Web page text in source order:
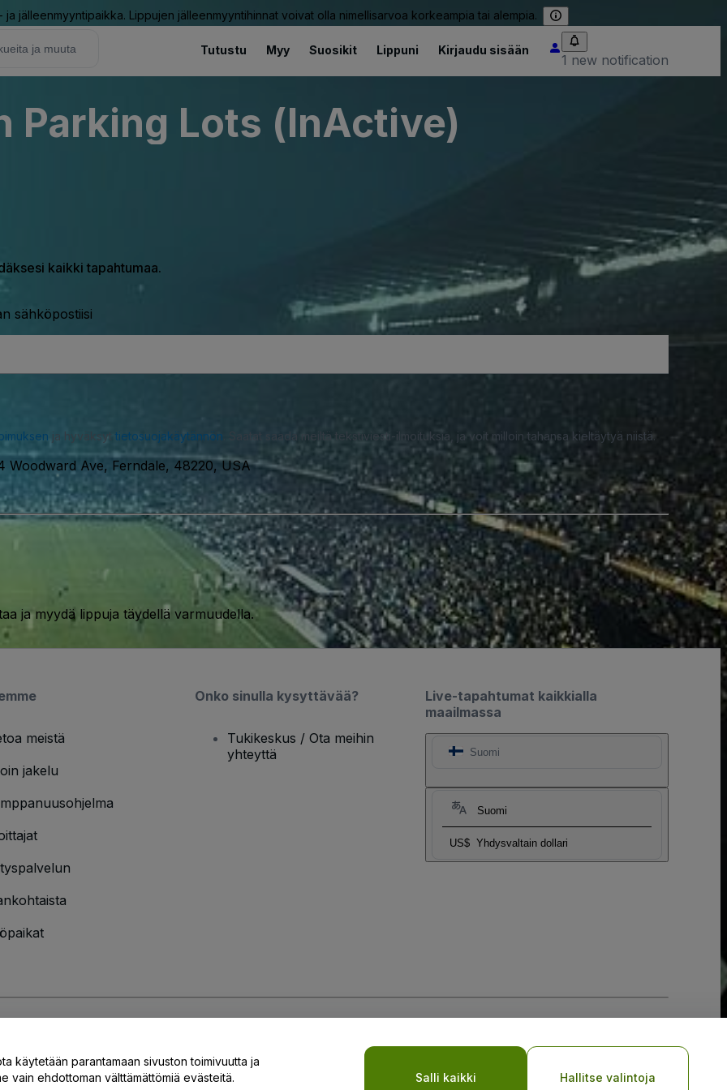
ja jälleenmyyntipaikka. Lippujen jälleenmyyntihinnat voivat olla nimellisarvoa korkeampia tai alempia.
Tutustu Myy Suosikit Lippuni Kirjaudu sisään
1 new notification
Parking Lots (InActive)
kaikki tapahtumaa.
sähköpostiisi
ja hyväksyt tietosuojakäytännön . Saatat saada meiltä tekstiviesti-ilmoituksia, ja voit milloin tahansa kieltäytyä niistä.
Woodward Ave, Ferndale, 48220, USA
ja myydä lippuja täydellä varmuudella.
Live-tapahtumat kaikkialla
maailmassa
Suomi
Suomi
US$ Yhdysvaltain dollari
meistä
jakelu
Onko sinulla kysyttävää?
Tukikeskus / Ota meihin
yhteyttä
käytetään parantamaan sivuston toimivuutta ja
vain ehdottoman välttämättömiä evästeitä.
Salli kaikki Hallitse valintoja